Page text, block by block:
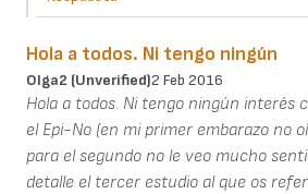
Hola a todos. Ni tengo ningún
Olga2 (unverified)2 Feb 2016
Hola a todos. Ni tengo ningún interés
el Epi-No (en mi primer embarazo no
para el segundo no le veo mucho
detalle el tercer estudio al que os